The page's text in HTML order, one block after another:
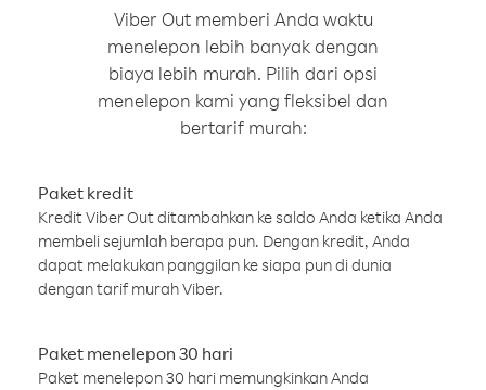
Viber Out memberi Anda waktu
menelepon lebih banyak dengan
biaya lebih murah. Pilih dari opsi
menelepon kami yang fleksibel dan
bertarif murah:
Paket kredit
Kredit Viber Out ditambahkan ke saldo Anda ketika Anda
membeli sejumlah berapa pun. Dengan kredit, Anda
dapat melakukan panggilan ke siapa pun di dunia
dengan tarif murah Viber.
Paket menelepon 30 hari
Paket menelepon 30 hari memungkinkan Anda